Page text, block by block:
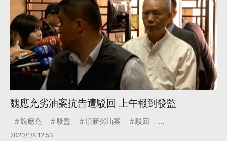
魏應充劣油案抗告遭駁回 上午報到發監
魏應充 發監 頂新劣油案 駁回 ...
2020/1/8 12:53